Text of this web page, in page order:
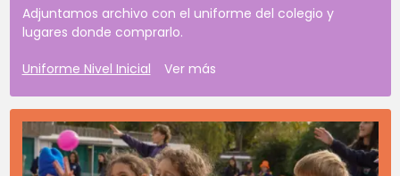
Adjuntamos archivo con el uniforme del colegio y
lugares donde comprarlo.
Uniforme Nivel Inicial Ver más